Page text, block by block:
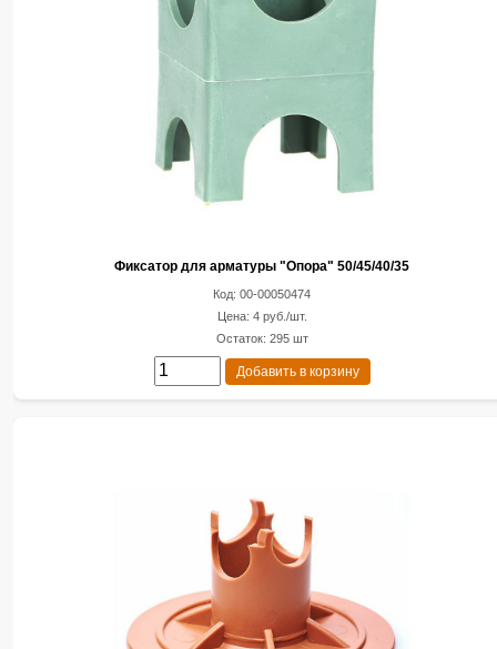
Фиксатор для арматуры "Опора" 50/45/40/35
Код: 00-00050474
Цена: 4 руб./шт.
Остаток: 295 шт
Добавить в корзину